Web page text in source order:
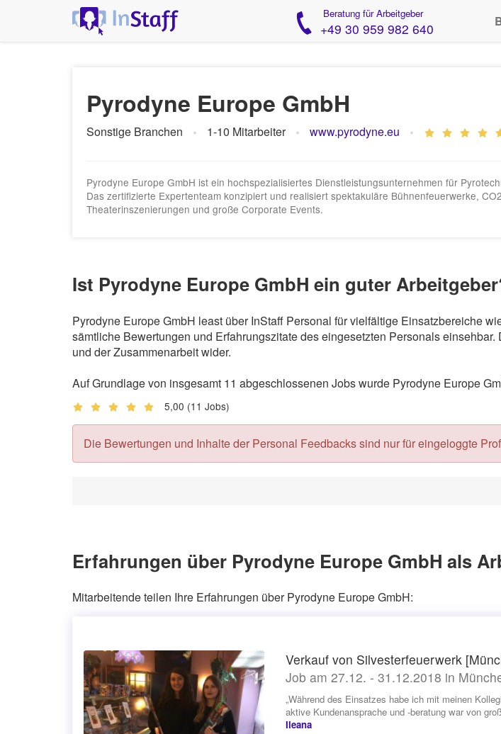
Beratung für Arbeitgeber
+49 30 959 982 640
Pyrodyne Europe GmbH
Sonstige Branchen 1-10 Mitarbeiter www.pyrodyne.eu
Pyrodyne Europe GmbH ist ein hochspezialisiertes Dienstleistungsunternehmen für
Das zertifizierte Expertenteam konzipiert und realisiert spektakuläre Bühnenfeuerwerke,
Theaterinszenierungen und große Corporate Events.
Ist Pyrodyne Europe GmbH ein guter
Pyrodyne Europe GmbH least über InStaff Personal für vielfältige Einsatzbereiche
sämtliche Bewertungen und Erfahrungszitate des eingesetzten Personals
und der Zusammenarbeit wider.
Auf Grundlage von insgesamt 11 abgeschlossenen Jobs wurde Pyrodyne Europe
5,00 (11 Jobs)
Die Bewertungen und Inhalte der Personal Feedbacks sind nur für eingeloggte
Erfahrungen über Pyrodyne Europe GmbH als
Mitarbeitende teilen Ihre Erfahrungen über Pyrodyne Europe GmbH:
Verkauf von Silvesterfeuerwerk
Job am 27.12. - 31.12.2018 in
„Während des Einsatzes habe ich mit meinen
aktive Kundenansprache und -beratung war von
Ileana